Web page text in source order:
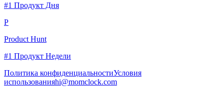
#1 Продукт Дня
P
Product Hunt
#1 Продукт Недели
Политика конфиденциальностиУсловия
использованияhi@momclock.com